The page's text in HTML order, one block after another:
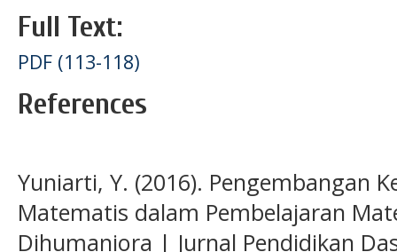
Full Text:
PDF (113-118)
References
Yuniarti, Y. (2016). Pengembangan
Matematis dalam Pembelajaran
Dihumaniora | Jurnal Pendidikan